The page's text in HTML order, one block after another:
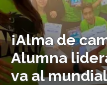
¡Alma de
Alumna
va al